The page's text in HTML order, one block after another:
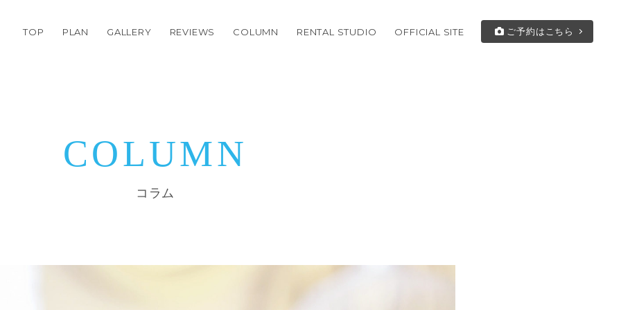
TOP PLAN GALLERY REVIEWS COLUMN RENTAL STUDIO OFFICIAL SITE ご予約はこちら
COLUMN
コラム